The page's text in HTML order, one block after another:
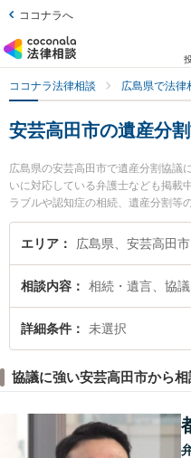
ココナラへ
ココナラ法律相談 広島県で法律
安芸高田市の遺産分
広島県の安芸高田市で遺産分割協議
いに対応している弁護士なども掲載
ラブルや認知症の相続、遺産分割等
です。特にみぞて法律事務所の溝手
用、強みなどが注目されています。
議を法律相談できる安芸高田市内の
相談者さんにおすすめです。
エリア 広島県、安芸高田市
相談内容 相続・遺言、協議
詳細条件 未選択
協議に強い安芸高田市から